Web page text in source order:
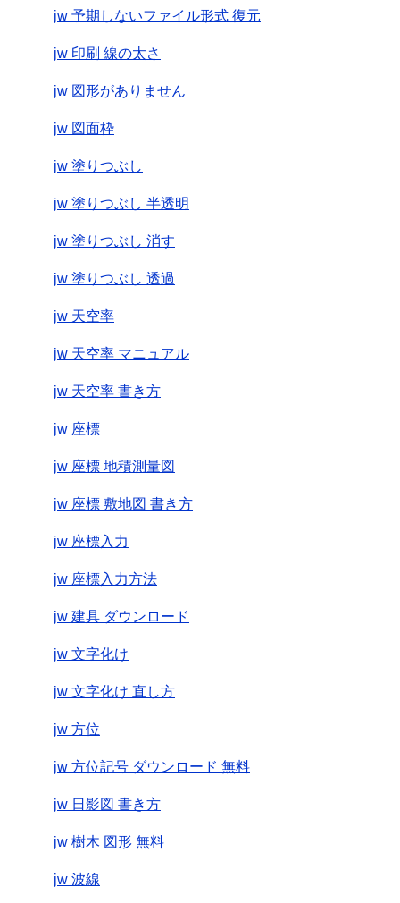
jw 予期しないファイル形式 復元
jw 印刷 線の太さ
jw 図形がありません
jw 図面枠
jw 塗りつぶし
jw 塗りつぶし 半透明
jw 塗りつぶし 消す
jw 塗りつぶし 透過
jw 天空率
jw 天空率 マニュアル
jw 天空率 書き方
jw 座標
jw 座標 地積測量図
jw 座標 敷地図 書き方
jw 座標入力
jw 座標入力方法
jw 建具 ダウンロード
jw 文字化け
jw 文字化け 直し方
jw 方位
jw 方位記号 ダウンロード 無料
jw 日影図 書き方
jw 樹木 図形 無料
jw 波線